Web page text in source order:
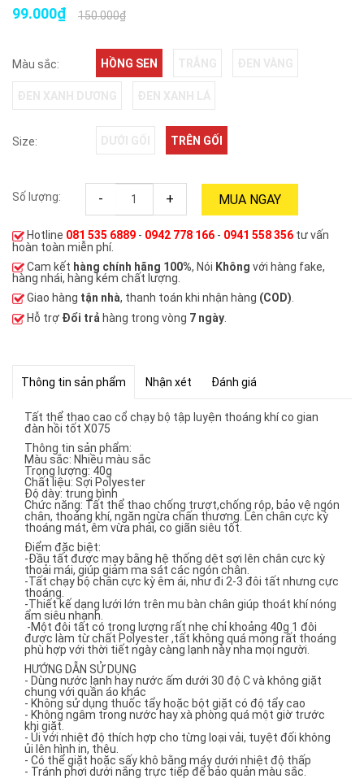
150.000₫
99.000₫
Màu sắc: HỒNG SEN
Size: TRÊN GỐI
Số lượng: - + MUA NGAY
Hotline 081 535 6889 - 0942 778 166 - 0941 558 356 tư vấn
hoàn toàn miễn phí.
Cam kết hàng chính hãng 100%, Nói Không với hàng fake,
hàng nhái, hàng kém chất lượng.
Giao hàng tận nhà, thanh toán khi nhận hàng (COD).
Hỗ trợ Đổi trả hàng trong vòng 7 ngày
Thông tin sản phẩm Nhận xét Đánh giá
Tất thể thao cao cổ chạy bộ tập luyện thoáng khí co gian
đàn hồi tốt X075
Thông tin sản phẩm:
Màu sắc: Nhiều màu sắc
Trọng lượng: 40g
Chất liệu: Sợi Polyester
Độ dày: trung bình
Chức năng: Tất thể thao chống trượt,chống rộp, bảo vệ ngón
chân, thoáng khí, ngăn ngừa chấn thương. Lên chân cực kỳ
thoáng mát, êm vừa phải, co giãn siêu tốt.
Điểm đặc biệt:
-Đầu tất được may bằng hệ thống dệt sợi lên chân cực kỳ
thoải mái, giúp giảm ma sát các ngón chân.
-Tất chạy bộ chân cực kỳ êm ái, như đi 2-3 đôi tất nhưng cực
thoáng.
-Thiết kế dạng lưới lớn trên mu bàn chân giúp thoát khí nóng
ẩm siêu nhanh.
-Một đôi tất có trọng lượng rất nhẹ chỉ khoảng 40g 1 đôi
được làm từ chất Polyester ,tất không quá mỏng rất thoáng
phù hợp với thời tiết ngày càng lạnh này nha mọi người.
HƯỚNG DẪN SỬ DỤNG
- Dùng nước lạnh hay nước ấm dưới 30 độ C và không giặt
chung với quần áo khác
- Không sử dụng thuốc tẩy hoặc bột giặt có độ tẩy cao
- Không ngâm trong nước hay xà phòng quá một giờ trước
khi giặt.
- Ủi với nhiệt độ thích hợp cho từng loại vải, tuyệt đối không
ủi lên hình in, thêu.
- Có thể giặt hoặc sấy khô bằng máy dưới nhiệt độ thấp
- Tránh phơi dưới nắng trực tiếp để bảo quản màu sắc.